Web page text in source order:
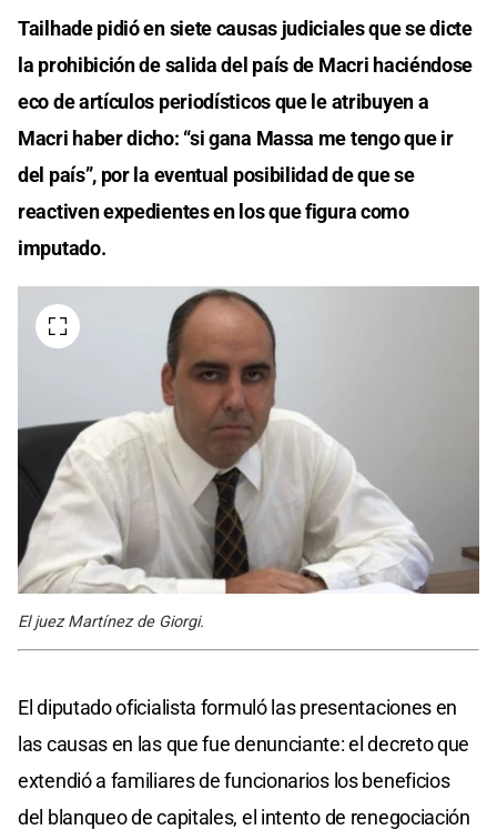
Tailhade pidió en siete causas judiciales que se dicte
la prohibición de salida del país de Macri haciéndose
eco de artículos periodísticos que le atribuyen a
Macri haber dicho: “si gana Massa me tengo que ir
del país”, por la eventual posibilidad de que se
reactiven expedientes en los que figura como
imputado.
El juez Martínez de Giorgi.
El diputado oficialista formuló las presentaciones en
las causas en las que fue denunciante: el decreto que
extendió a familiares de funcionarios los beneficios
del blanqueo de capitales, el intento de renegociación